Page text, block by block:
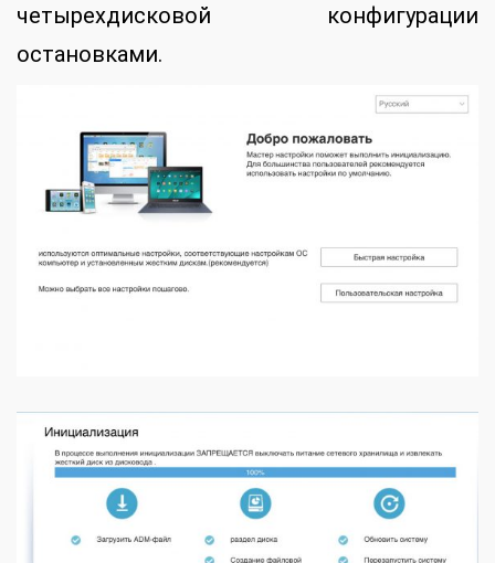
четырехдисковой конфигурации
остановками.